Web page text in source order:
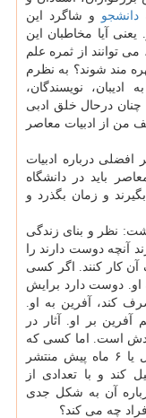
دانشجو و شاگرد این
آیا مخاطبان این
توانند از ثمره علم
مند شوند؟ به نظرم
نویسندگان،
چنان درحال خلق ادبی
من از ادبیات معاصر
درباره ادبیات
باید در دانشگاه
و زمان بگذرد و
نظر و بنای زندگی
آنچه دوست دارند را
آن کار کنند. اگر کسی
او. دوست دارد برایش
کند، آفرین به او.
بر او. آثار در
است. اما کسی که
دلش می خواهد آثاری که یک سال، دو سال یا ۶ ماه پیش منتشر
کند و با تعدادی از
آن به شکل جدی
چه می کند؟